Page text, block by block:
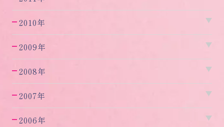
2010年
2009年
2008年
2007年
2006年